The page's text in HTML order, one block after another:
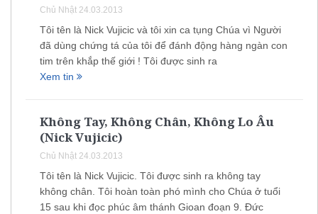
Chủ Nhật 24.03.2013
Tôi tên là Nick Vujicic và tôi xin ca tụng Chúa vì Người
đã dùng chứng tá của tôi để đánh động hàng ngàn con
tim trên khắp thế giới ! Tôi được sinh ra
Xem tin
Không Tay, Không Chân, Không Lo Âu
(Nick Vujicic)
Chủ Nhật 24.03.2013
Tôi tên là Nick Vujicic. Tôi được sinh ra không tay
không chân. Tôi hoàn toàn phó mình cho Chúa ở tuổi
15 sau khi đọc phúc âm thánh Gioan đoạn 9. Đức